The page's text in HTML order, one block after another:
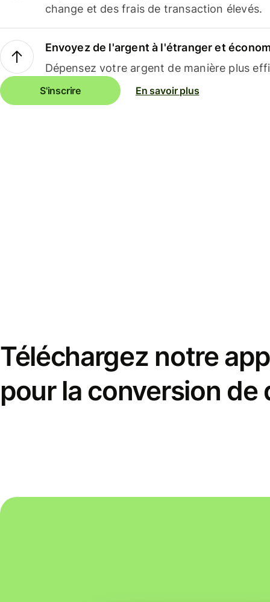
change et des frais de transaction élevés.
Envoyez de l'argent à l'étranger et
Dépensez votre argent de manière plus
S'inscrire En savoir plus
Téléchargez notre
pour la conversion de